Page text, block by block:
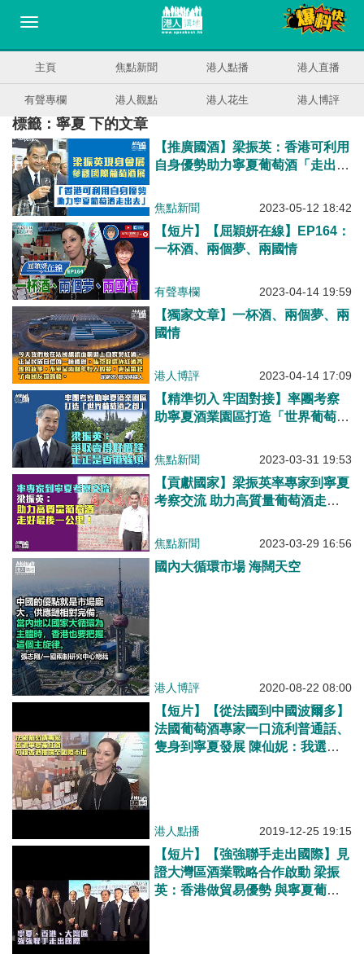
主頁 焦點新聞 港人點播 港人直播
有聲專欄 港人觀點 港人花生 港人博評
標籤：寧夏 下的文章
【推廣國酒】梁振英：香港可利用
自身優勢助力寧夏葡萄酒「走出
浪得虛名
焦點新聞 2023-05-12 18:42
【短片】【屈穎妍在線】EP164：
一杯酒、兩個夢、兩國情
有聲專欄 2023-04-14 19:59
【獨家文章】一杯酒、兩個夢、兩
國情
港人博評 2023-04-14 17:09
【精準切入 牢固對接】率團考察
助寧夏酒業園區打造「世界葡萄酒
正正是香港強項
焦點新聞 2023-03-31 19:53
【貢獻國家】梁振英率專家到寧夏
考察交流 助力高質量葡萄酒走好
焦點新聞 2023-03-29 16:56
國內大循環市場 海闊天空
港人博評 2020-08-22 08:00
【短片】【從法國到中國波爾多】
法國葡萄酒專家一口流利普通話、
隻身到寧夏發展 陳仙妮：我選的
港人點播 2019-12-25 19:15
【短片】【強強聯手走出國際】見
證大灣區酒業戰略合作啟動 梁振
英：香港做貿易優勢 與寧夏葡萄